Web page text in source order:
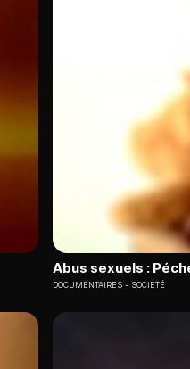
Abus sexuels :
DOCUMENTAIRES SOCIÉTÉ